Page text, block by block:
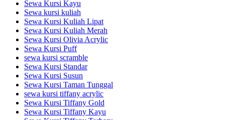
Sewa Kursi Kayu
Sewa kursi kuliah
Sewa Kursi Kuliah Lipat
Sewa Kursi Kuliah Merah
Sewa Kursi Olivia Acrylic
Sewa Kursi Puff
sewa kursi scramble
Sewa Kursi Standar
Sewa Kursi Susun
Sewa Kursi Taman Tunggal
sewa kursi tiffany acrylic
Sewa Kursi Tiffany Gold
Sewa Kursi Tiffany Kayu